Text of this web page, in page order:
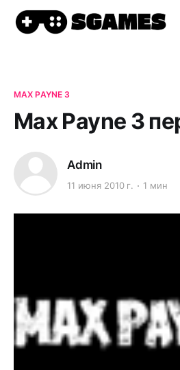
MAX PAYNE 3
Max Payne 3
Admin
11 июня 2010 г. 1 мин